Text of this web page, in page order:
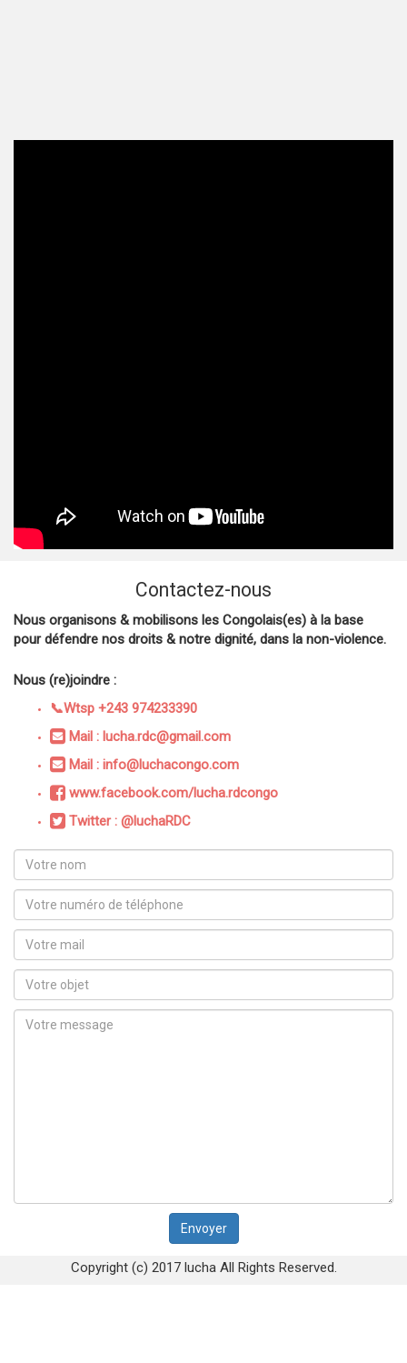
Contactez-nous
Nous organisons & mobilisons les Congolais(es) à la base
pour défendre nos droits & notre dignité, dans la non-violence.
Nous (re)joindre :
📞Wtsp +243 974233390
Mail : lucha.rdc@gmail.com
Mail : info@luchacongo.com
www.facebook.com/lucha.rdcongo
Twitter : @luchaRDC
Copyright (c) 2017 lucha All Rights Reserved.